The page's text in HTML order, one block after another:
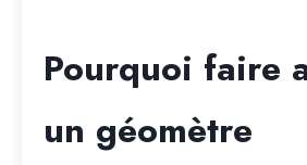
Pourquoi faire
un géomètre